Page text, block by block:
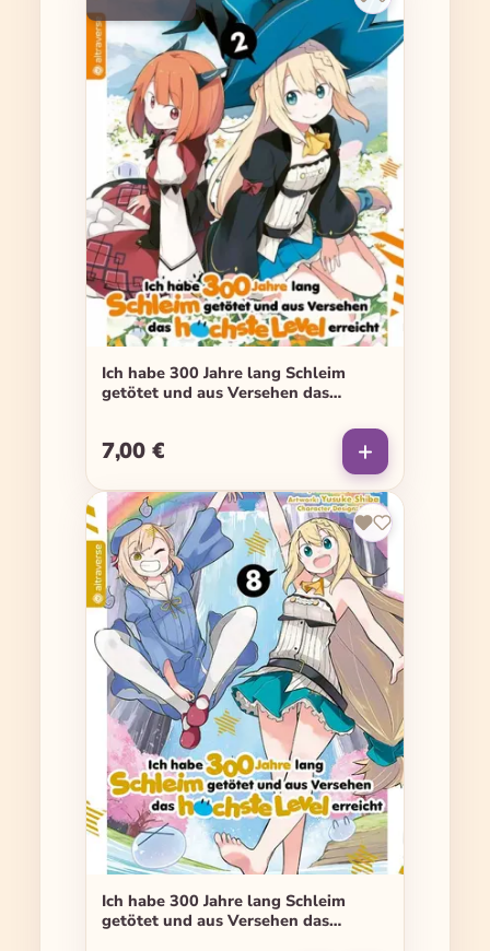
Ich habe 300 Jahre lang Schleim
getötet und aus Versehen das
Regulärer Preis:
7,00 €
Ich habe 300 Jahre lang Schleim
getötet und aus Versehen das